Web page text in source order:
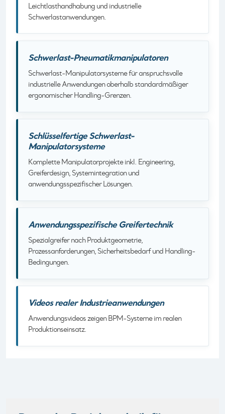
Leichtlasthandhabung und industrielle
Schwerlastanwendungen.
Schwerlast-Pneumatikmanipulatoren
Schwerlast-Manipulatorsysteme für anspruchsvolle
industrielle Anwendungen oberhalb standardmäßiger
ergonomischer Handling-Grenzen.
Schlüsselfertige Schwerlast-
Manipulatorsysteme
Komplette Manipulatorprojekte inkl. Engineering,
Greiferdesign, Systemintegration und
anwendungsspezifischer Lösungen.
Anwendungsspezifische Greifertechnik
Spezialgreifer nach Produktgeometrie,
Prozessanforderungen, Sicherheitsbedarf und Handling-
Bedingungen.
Videos realer Industrieanwendungen
Anwendungsvideos zeigen BPM-Systeme im realen
Produktionseinsatz.